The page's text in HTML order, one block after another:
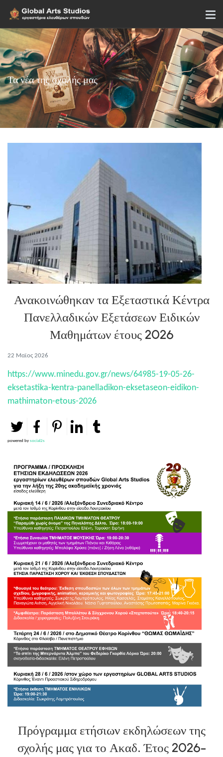
Τα νέα της σχολής μας
Ανακοινώθηκαν τα Εξεταστικά Κέντρα
Πανελλαδικών Εξετάσεων Ειδικών
Μαθημάτων έτους 2026
22 Μαϊος 2026
https://www.minedu.gov.gr/news/64985-19-05-26-
eksetastika-kentra-panelladikon-eksetaseon-eidikon-
mathimaton-etous-2026
powered by social2s
Πρόγραμμα ετήσιων εκδηλώσεων της
σχολής μας για το Ακαδ. Έτος 2026-